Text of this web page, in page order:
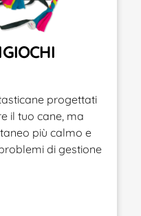
progettati
il tuo cane, ma
più calmo e
di gestione